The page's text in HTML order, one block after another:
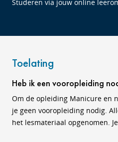
Studeren via jouw online
Toelating
Heb ik een vooropleiding
Om de opleiding Manicure en
je geen vooropleiding nodig.
het lesmateriaal opgenomen.